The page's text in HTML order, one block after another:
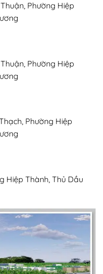
Phường Hiệp
Phường Hiệp
Phường Hiệp
Hiệp Thành, Thủ Dầu